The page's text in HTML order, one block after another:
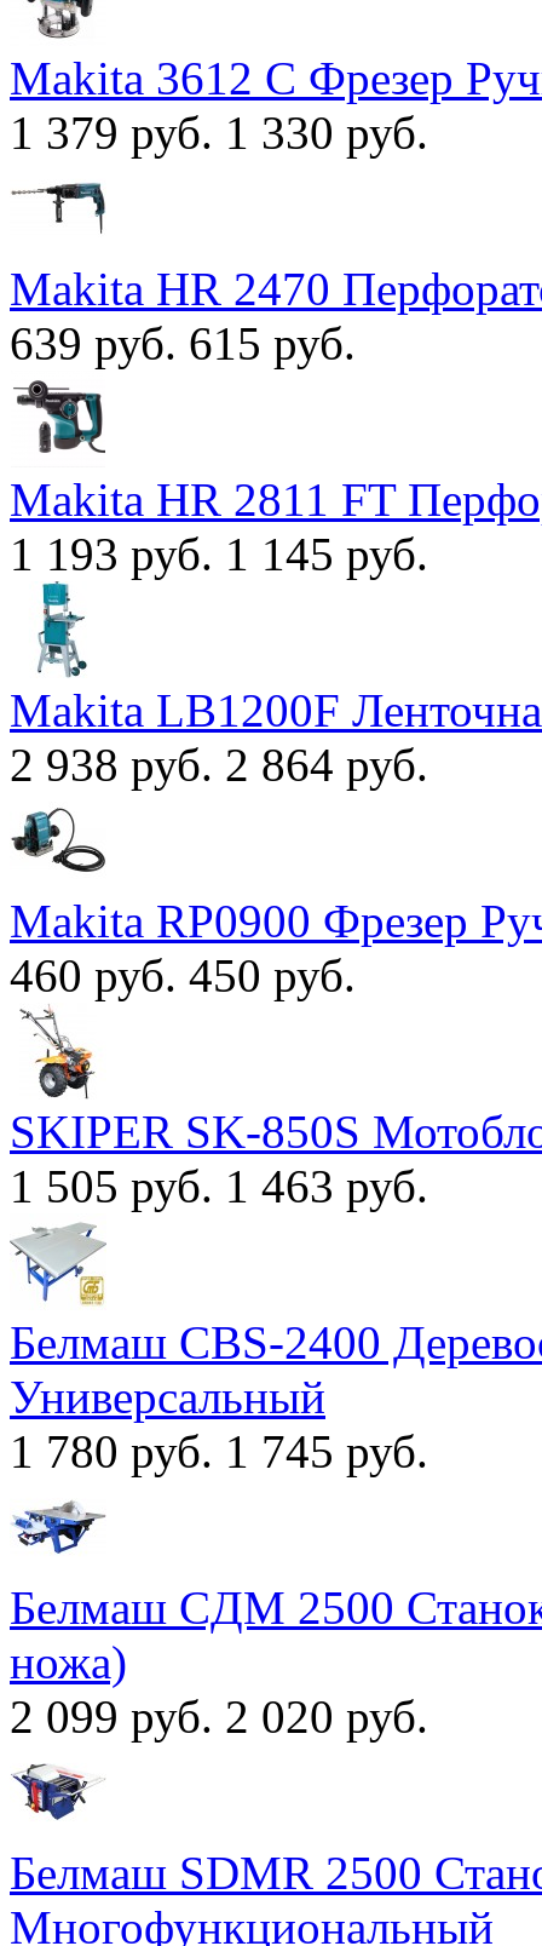
Makita 3612 С Фрезер
1 379 руб. 1 330 руб.
Makita HR 2470
639 руб. 615 руб.
Makita HR 2811 FT
1 193 руб. 1 145 руб.
Makita LB1200F
2 938 руб. 2 864 руб.
Makita RP0900 Фрезер
460 руб. 450 руб.
SKIPER SK-850S
1 505 руб. 1 463 руб.
Белмаш CBS-2400
Универсальный
1 780 руб. 1 745 руб.
Белмаш CДМ 2500
ножа)
2 099 руб. 2 020 руб.
Белмаш SDMR 2500
Многофункциональный